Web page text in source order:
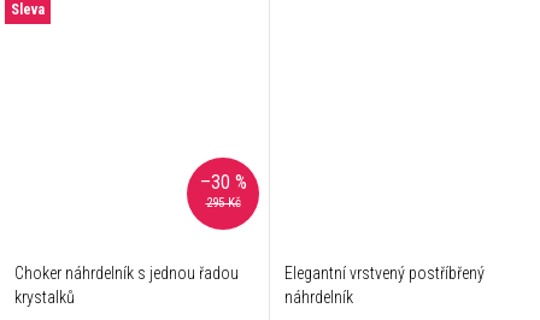
Sleva
295 Kč
–30 %
Choker náhrdelník s jednou řadou
krystalků
Elegantní vrstvený postříbřený
náhrdelník